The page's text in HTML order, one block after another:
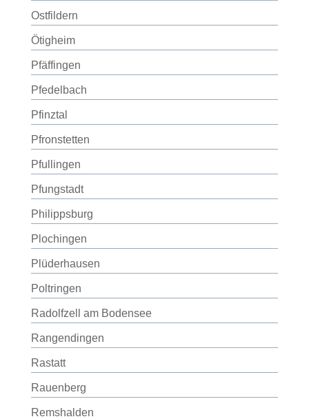
Ostfildern
Ötigheim
Pfäffingen
Pfedelbach
Pfinztal
Pfronstetten
Pfullingen
Pfungstadt
Philippsburg
Plochingen
Plüderhausen
Poltringen
Radolfzell am Bodensee
Rangendingen
Rastatt
Rauenberg
Remshalden